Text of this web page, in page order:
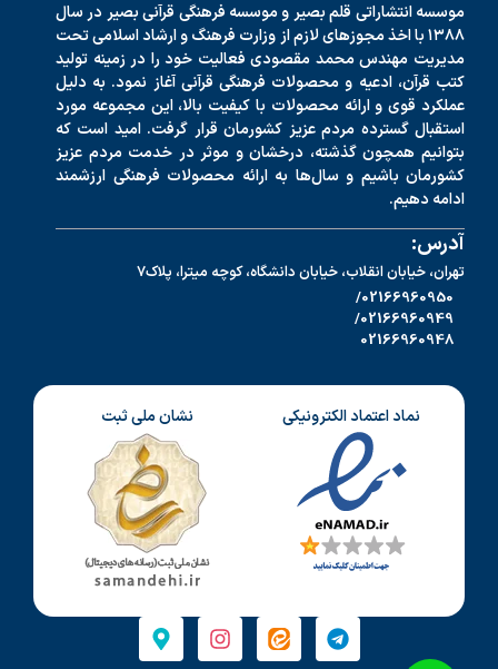
موسسه انتشاراتی قلم بصیر و موسسه فرهنگی قرآنی بصیر در سال
۱۳۸۸ با اخذ مجوزهای لازم از وزارت فرهنگ و ارشاد اسلامی تحت
مدیریت مهندس محمد مقصودی فعالیت خود را در زمینه تولید
کتب قرآن، ادعیه و محصولات فرهنگی قرآنی آغاز نمود. به دلیل
عملکرد قوی و ارائه محصولات با کیفیت بالا، این مجموعه مورد
استقبال گسترده مردم عزیز کشورمان قرار گرفت. امید است که
بتوانیم همچون گذشته، درخشان و موثر در خدمت مردم عزیز
کشورمان باشیم و سال‌ها به ارائه محصولات فرهنگی ارزشمند
ادامه دهیم.
آدرس:
تهران، خیابان انقلاب، خیابان دانشگاه، کوچه میترا، پلاک7
02166960950/
02166960949/
02166960948
نماد اعتماد الکترونیکی نشان ملی ثبت